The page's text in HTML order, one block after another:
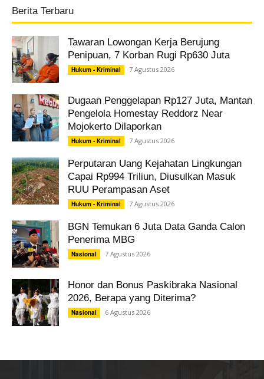
Berita Terbaru
Tawaran Lowongan Kerja Berujung
Penipuan, 7 Korban Rugi Rp630 Juta
Hukum - Kriminal 7 Agustus 2026
Dugaan Penggelapan Rp127 Juta, Mantan
Pengelola Homestay Reddorz Near
Mojokerto Dilaporkan
Hukum - Kriminal 7 Agustus 2026
Perputaran Uang Kejahatan Lingkungan
Capai Rp994 Triliun, Diusulkan Masuk
RUU Perampasan Aset
Hukum - Kriminal 7 Agustus 2026
BGN Temukan 6 Juta Data Ganda Calon
Penerima MBG
Nasional 7 Agustus 2026
Honor dan Bonus Paskibraka Nasional
2026, Berapa yang Diterima?
Nasional 6 Agustus 2026